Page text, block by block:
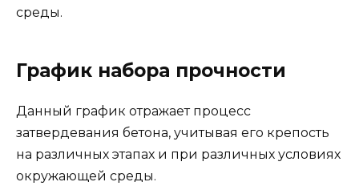
среды.
График набора прочности
Данный график отражает процесс
затвердевания бетона, учитывая его крепость
на различных этапах и при различных условиях
окружающей среды.